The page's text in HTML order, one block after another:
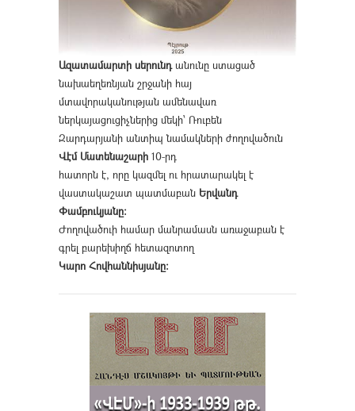
Ազատամարտի սերունդանունը ստացած
նախաեղեռնյան շրջանի հայ
մտավորականության ամենավառ
ներկայացուցիչներից մեկի՝ Ռուբեն
Զարդարյանի անտիպ նամակների ժողովածուն
Վէմ Մատենաշարի 10-րդ
հատորն է, որը կազմել ու հրատարակել է
վաստակաշատ պատմաբան Երվանդ
Փամբուկյանը։
Ժողովածուի համար մանրամասն առաջաբան է
գրել բարեխիղճ հետազոտող
Կարո Հովհաննիսյանը։